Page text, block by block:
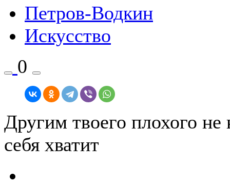
Петров-Водкин
Искусство
0
Другим твоего плохого
себя хватит